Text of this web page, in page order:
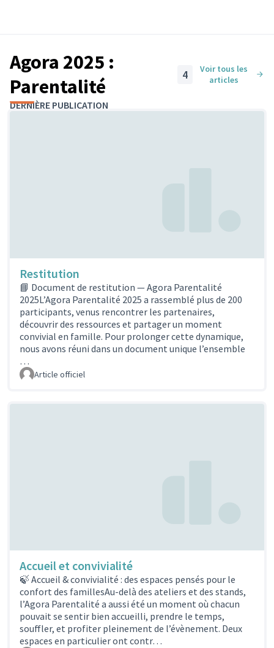
Agora 2025 :
Parentalité
4
Voir tous les
articles
DERNIÈRE PUBLICATION
Restitution
📘 Document de restitution — Agora Parentalité
2025L’Agora Parentalité 2025 a rassemblé plus de 200
participants, venus rencontrer les partenaires,
découvrir des ressources et partager un moment
convivial en famille. Pour prolonger cette dynamique,
nous avons réuni dans un document unique l’ensemble
…
Article officiel
Accueil et convivialité
🍃 Accueil & convivialité : des espaces pensés pour le
confort des famillesAu‑delà des ateliers et des stands,
l’Agora Parentalité a aussi été un moment où chacun
pouvait se sentir bien accueilli, prendre le temps,
souffler, et profiter pleinement de l’évènement. Deux
espaces en particulier ont contr…